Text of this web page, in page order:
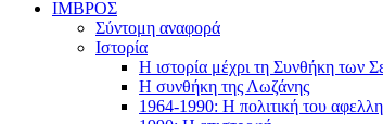
ΙΜΒΡΟΣ
Σύντομη αναφορά
Ιστορία
Η ιστορία μέχρι τη Συνθήκη των
Η συνθήκη της Λωζάνης
1964-1990: Η πολιτική του